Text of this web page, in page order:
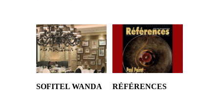
SOFITEL WANDA
RÉFÉRENCES